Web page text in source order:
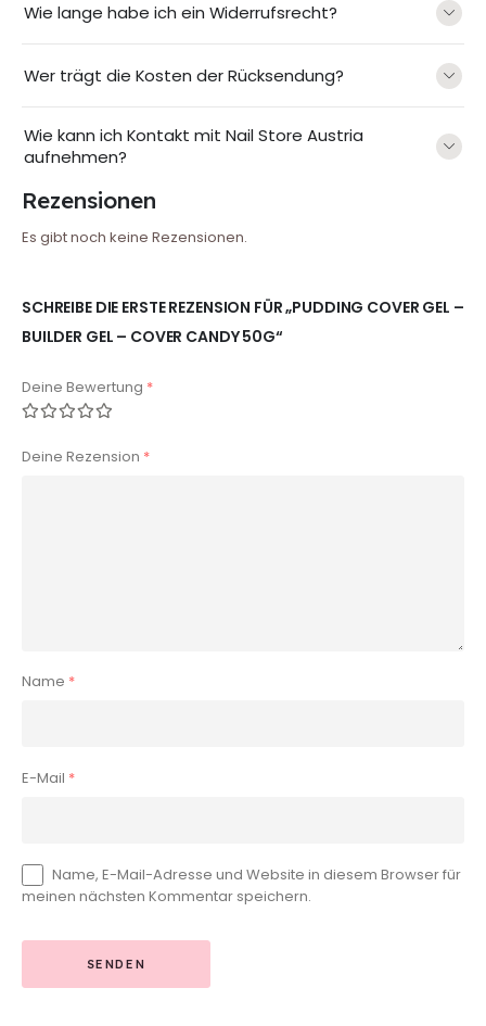
Wie lange habe ich ein Widerrufsrecht?
Wer trägt die Kosten der Rücksendung?
Wie kann ich Kontakt mit Nail Store Austria
aufnehmen?
Rezensionen
Es gibt noch keine Rezensionen.
SCHREIBE DIE ERSTE REZENSION FÜR „PUDDING COVER GEL –
BUILDER GEL – COVER CANDY 50G“
Deine Bewertung *
Deine Rezension *
Name *
E-Mail *
Name, E-Mail-Adresse und Website in diesem Browser für
meinen nächsten Kommentar speichern.